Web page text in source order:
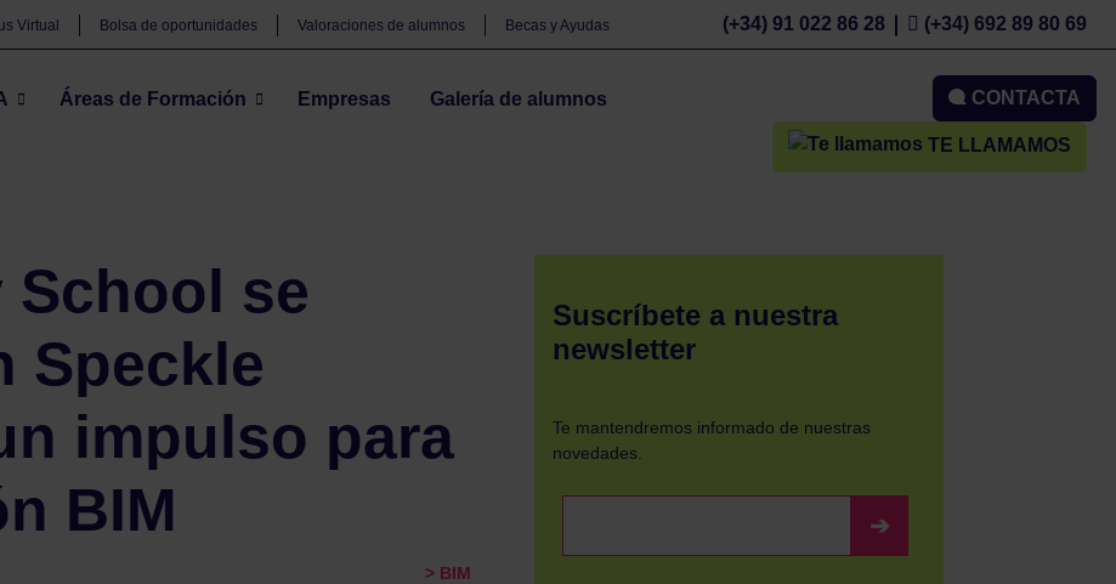
Áreas de Formación Empresas Galería de alumnos
Virtual Bolsa de oportunidades Valoraciones de alumnos Becas y Ayudas
CONTACTA
TE LLAMAMOS
(+34) 91 022 86 28 (+34) 692 89 80 69
School se
Speckle
impulso para
BIM
> BIM
Suscríbete a nuestra
newsletter
Te mantendremos informado de nuestras
novedades.